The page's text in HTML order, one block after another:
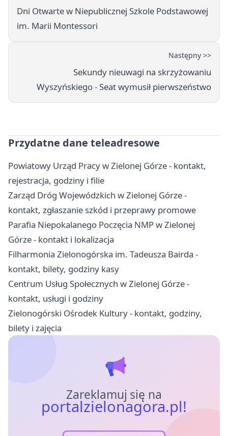
Dni Otwarte w Niepublicznej Szkole Podstawowej
im. Marii Montessori
Następny >>
Sekundy nieuwagi na skrzyżowaniu
Wyszyńskiego - Seat wymusił pierwszeństwo
Przydatne dane teleadresowe
Powiatowy Urząd Pracy w Zielonej Górze - kontakt,
rejestracja, godziny i filie
Zarząd Dróg Wojewódzkich w Zielonej Górze -
kontakt, zgłaszanie szkód i przeprawy promowe
Parafia Niepokalanego Poczęcia NMP w Zielonej
Górze - kontakt i lokalizacja
Filharmonia Zielonogórska im. Tadeusza Bairda -
kontakt, bilety, godziny kasy
Centrum Usług Społecznych w Zielonej Górze -
kontakt, usługi i godziny
Zielonogórski Ośrodek Kultury - kontakt, godziny,
bilety i zajęcia
Zareklamuj się na
portalzielonagora.pl!